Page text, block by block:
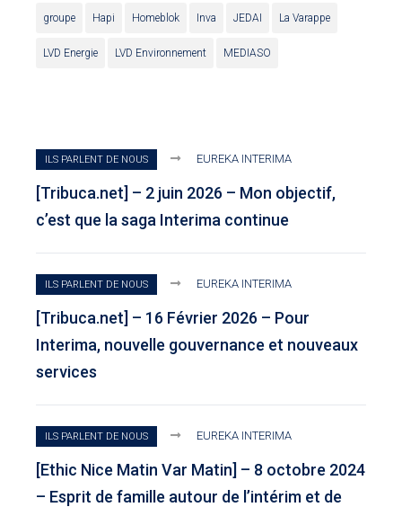
groupe Hapi Homeblok Inva JEDAI La Varappe
LVD Energie LVD Environnement MEDIASO
ILS PARLENT DE NOUS EUREKA INTERIMA
[Tribuca.net] – 2 juin 2026 – Mon objectif,
c’est que la saga Interima continue
ILS PARLENT DE NOUS EUREKA INTERIMA
[Tribuca.net] – 16 Février 2026 – Pour
Interima, nouvelle gouvernance et nouveaux
services
ILS PARLENT DE NOUS EUREKA INTERIMA
[Ethic Nice Matin Var Matin] – 8 octobre 2024
– Esprit de famille autour de l’intérim et de